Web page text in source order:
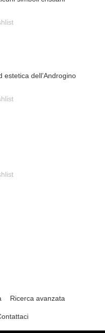
estetica dell’Androgino
Ricerca avanzata